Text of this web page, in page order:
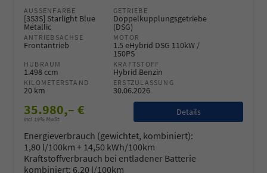
AUSSENFARBE
[3S3S] Starlight Blue
Metallic
GETRIEBE
Doppelkupplungsgetriebe
(DSG)
ANTRIEBSACHSE
Frontantrieb
MOTOR
1.5 eHybrid DSG 110kW /
150PS
HUBRAUM
1.498 ccm
KRAFTSTOFF
Hybrid Benzin
KILOMETERSTAND
20 km
ERSTZULASSUNG
30.06.2026
35.980,– €
incl. 19% MwSt.
Details
Energieverbrauch (gewichtet, kombiniert):
1,80 l/100km + 14,50 kWh/100km
Kraftstoffverbrauch bei entladener Batterie
kombiniert: 6,20 l/100km